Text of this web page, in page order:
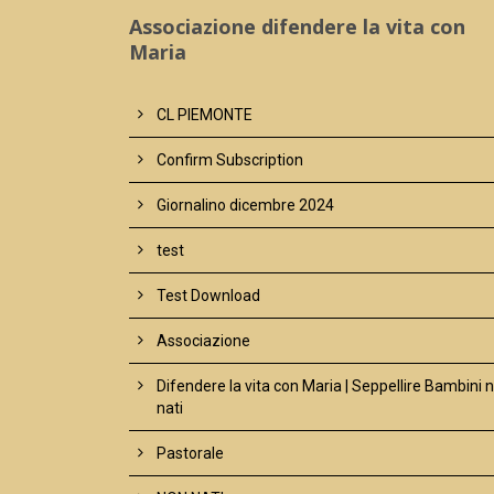
Associazione difendere la vita con
Maria
CL PIEMONTE
Confirm Subscription
Giornalino dicembre 2024
test
Test Download
Associazione
Difendere la vita con Maria | Seppellire Bambini
nati
Pastorale